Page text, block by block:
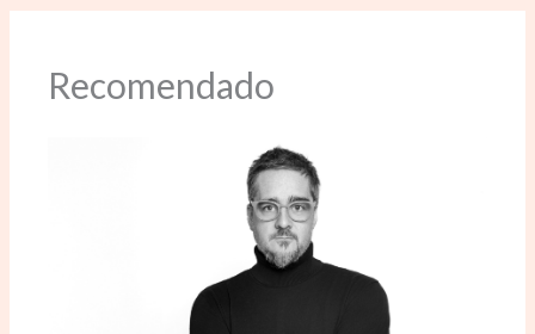
Recomendado